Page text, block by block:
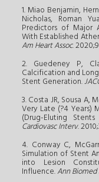
1. Miao Benjamin,
Nicholas, Roman
Predictors of Major
With Established
Am Heart Assoc.
2. Guedeney P,
Calcification and
Stent Generation.
3. Costa JR, Sousa
Very Late (?4 Years)
(Drug-Eluting
Cardiovasc Interv.
4. Conway C,
Simulation of Stent
into Lesion
Influence.Ann Biomed